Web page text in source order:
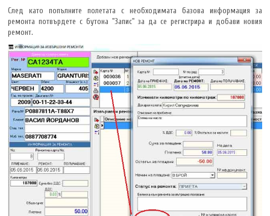
След като попълните полетата с необходимата базова информация за
ремонта потвърдете с бутона "Запис" за да се регистрира и добави новия
ремонт.